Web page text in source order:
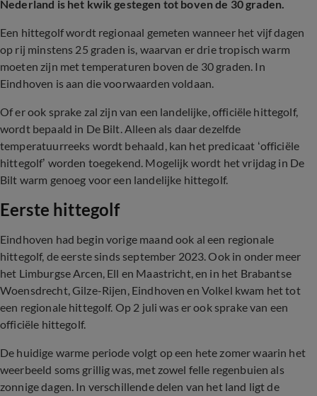
Nederland is het kwik gestegen tot boven de 30 graden.
Een hittegolf wordt regionaal gemeten wanneer het vijf dagen
op rij minstens 25 graden is, waarvan er drie tropisch warm
moeten zijn met temperaturen boven de 30 graden. In
Eindhoven is aan die voorwaarden voldaan.
Of er ook sprake zal zijn van een landelijke, officiële hittegolf,
wordt bepaald in De Bilt. Alleen als daar dezelfde
temperatuurreeks wordt behaald, kan het predicaat ‘officiële
hittegolf’ worden toegekend. Mogelijk wordt het vrijdag in De
Bilt warm genoeg voor een landelijke hittegolf.
Eerste hittegolf
Eindhoven had begin vorige maand ook al een regionale
hittegolf, de eerste sinds september 2023. Ook in onder meer
het Limburgse Arcen, Ell en Maastricht, en in het Brabantse
Woensdrecht, Gilze-Rijen, Eindhoven en Volkel kwam het tot
een regionale hittegolf. Op 2 juli was er ook sprake van een
officiële hittegolf.
De huidige warme periode volgt op een hete zomer waarin het
weerbeeld soms grillig was, met zowel felle regenbuien als
zonnige dagen. In verschillende delen van het land ligt de